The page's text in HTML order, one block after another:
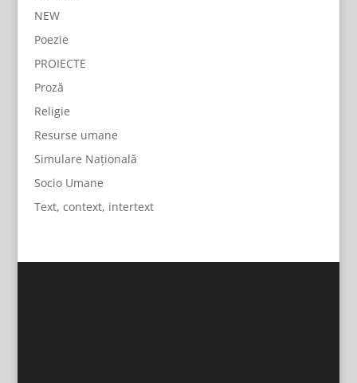
NEW
Poezie
PROIECTE
Proză
Religie
Resurse umane
Simulare Națională
Socio Umane
Text, context, intertext